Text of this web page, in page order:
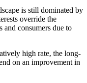
is still dominated by
override the
and consumers due to
high rate, the long-
on an improvement in